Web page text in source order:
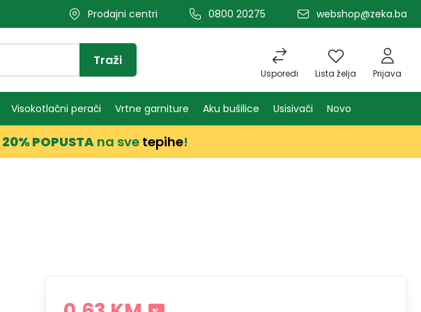
Prodajni centri 0800 20275 webshop@zeka.ba
Usporedi Lista želja Prijava
Traži
Visokotlačni perači Vrtne garniture Aku bušilice Usisivači Novo
20% POPUSTA na sve tepihe!